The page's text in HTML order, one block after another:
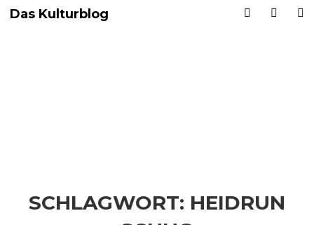
Das Kulturblog
SCHLAGWORT: HEIDRUN